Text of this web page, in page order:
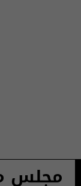
مجلس